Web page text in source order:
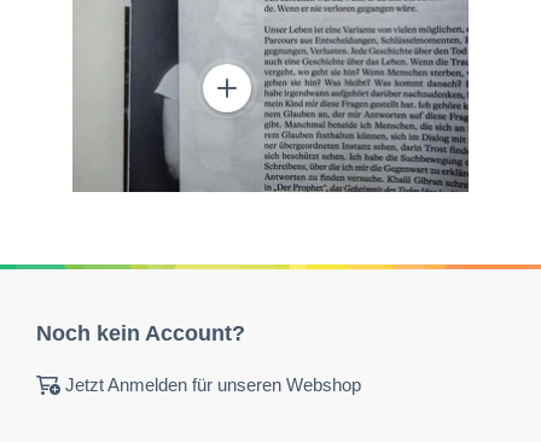
Noch kein Account?
Jetzt Anmelden für unseren Webshop